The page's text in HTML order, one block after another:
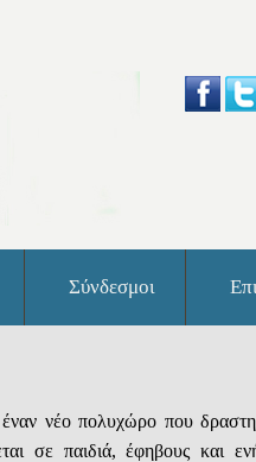
Σύνδεσμοι
νέο πολυχώρο που
σε παιδιά, έφηβους και